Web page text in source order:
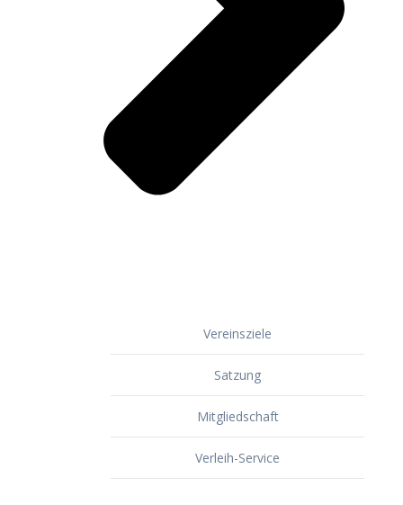
Vereinsziele
Satzung
Mitgliedschaft
Verleih-Service